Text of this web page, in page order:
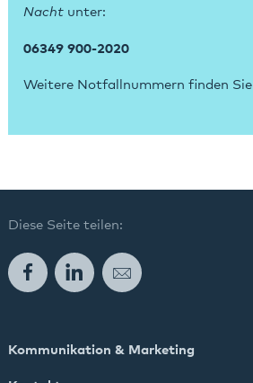
Nacht unter:
06349 900-2020
Weitere Notfallnummern finden Sie
Diese Seite teilen:
FacebookLinkedInE-Mail
Kommunikation & Marketing